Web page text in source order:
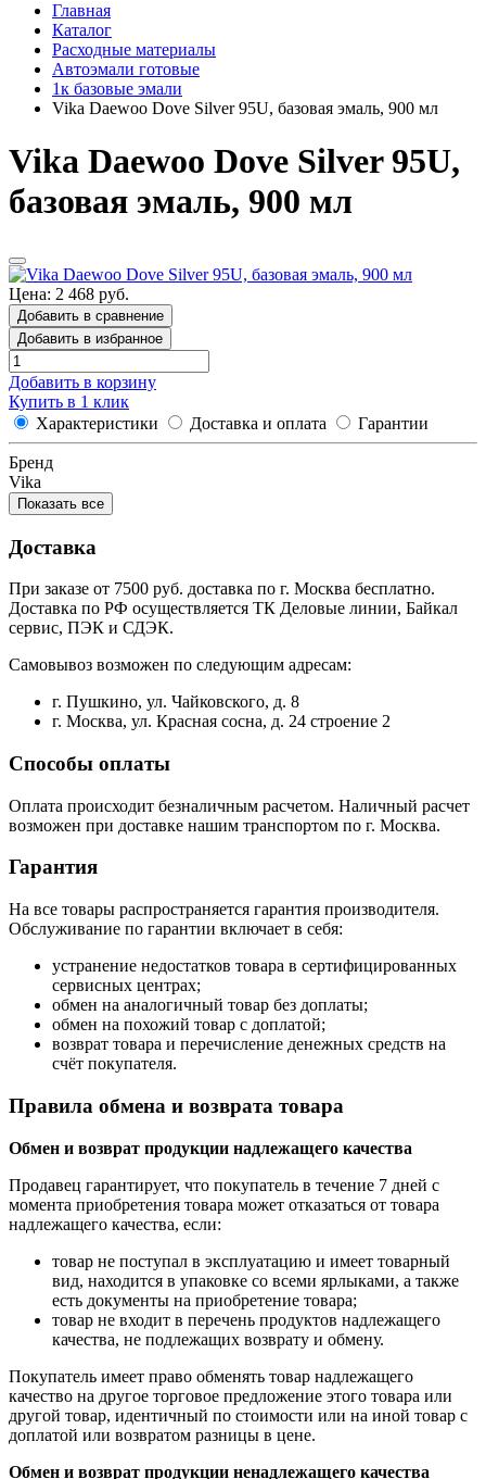
Главная
Каталог
Расходные материалы
Автоэмали готовые
1к базовые эмали
Vika Daewoo Dove Silver 95U, базовая эмаль, 900 мл
Vika Daewoo Dove Silver 95U,
базовая эмаль, 900 мл
Цена: 2 468 руб.
Добавить в сравнение
Добавить в избранное
Добавить в корзину
Купить в 1 клик
Характеристики
Доставка и оплата Гарантии
Бренд
Vika
Показать все
Доставка
При заказе от 7500 руб. доставка по г. Москва бесплатно.
Доставка по РФ осуществляется ТК Деловые линии, Байкал
сервис, ПЭК и СДЭК.
Самовывоз возможен по следующим адресам:
г. Пушкино, ул. Чайковского, д. 8
г. Москва, ул. Красная сосна, д. 24 строение 2
Способы оплаты
Оплата происходит безналичным расчетом. Наличный расчет
возможен при доставке нашим транспортом по г. Москва.
Гарантия
На все товары распространяется гарантия производителя.
Обслуживание по гарантии включает в себя:
устранение недостатков товара в сертифицированных
сервисных центрах;
обмен на аналогичный товар без доплаты;
обмен на похожий товар с доплатой;
возврат товара и перечисление денежных средств на
счёт покупателя.
Правила обмена и возврата товара
Обмен и возврат продукции надлежащего качества
Продавец гарантирует, что покупатель в течение 7 дней с
момента приобретения товара может отказаться от товара
надлежащего качества, если:
товар не поступал в эксплуатацию и имеет товарный
вид, находится в упаковке со всеми ярлыками, а также
есть документы на приобретение товара;
товар не входит в перечень продуктов надлежащего
качества, не подлежащих возврату и обмену.
Покупатель имеет право обменять товар надлежащего
качество на другое торговое предложение этого товара или
другой товар, идентичный по стоимости или на иной товар с
доплатой или возвратом разницы в цене.
Обмен и возврат продукции ненадлежащего качества